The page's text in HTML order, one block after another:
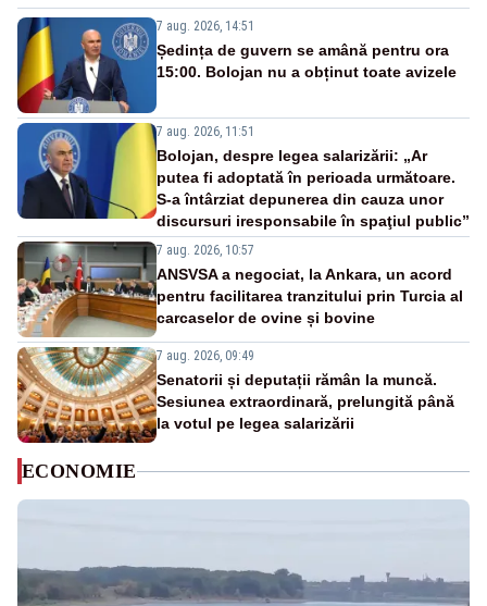
7 aug. 2026, 14:51
Ședința de guvern se amână pentru ora
15:00. Bolojan nu a obținut toate avizele
7 aug. 2026, 11:51
Bolojan, despre legea salarizării: „Ar
putea fi adoptată în perioada următoare.
S-a întârziat depunerea din cauza unor
discursuri iresponsabile în spaţiul public”
7 aug. 2026, 10:57
ANSVSA a negociat, la Ankara, un acord
pentru facilitarea tranzitului prin Turcia al
carcaselor de ovine și bovine
7 aug. 2026, 09:49
Senatorii și deputații rămân la muncă.
Sesiunea extraordinară, prelungită până
la votul pe legea salarizării
ECONOMIE